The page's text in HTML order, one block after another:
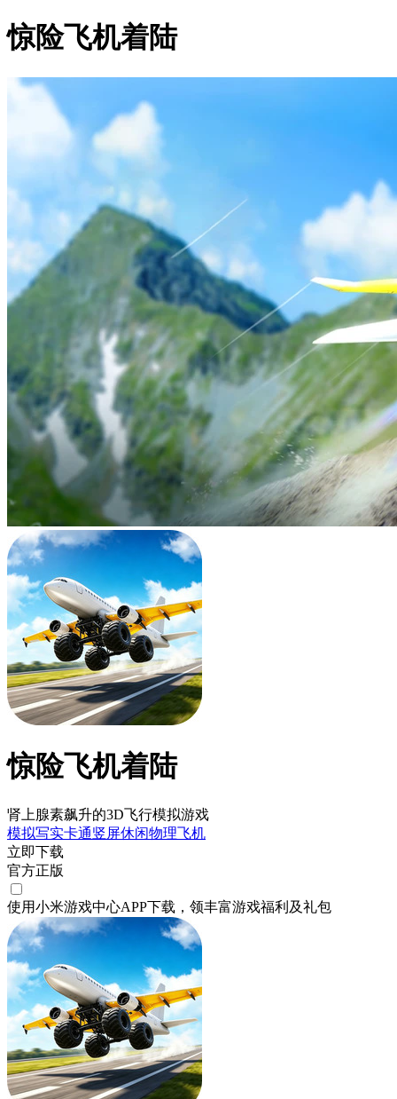
惊险飞机着陆
惊险飞机着陆
肾上腺素飙升的3D飞行模拟游戏
模拟写实卡通竖屏休闲物理飞机
立即下载
官方正版
使用小米游戏中心APP下载 ，领丰富游戏福利 及礼包